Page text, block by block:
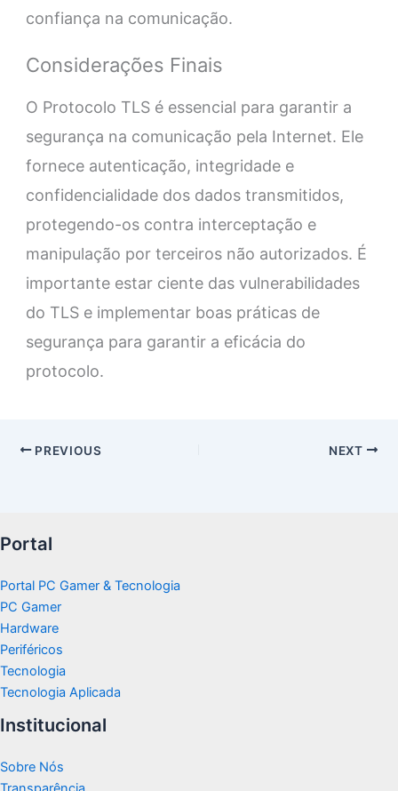
confiança na comunicação.
Considerações Finais
O Protocolo TLS é essencial para garantir a
segurança na comunicação pela Internet. Ele
fornece autenticação, integridade e
confidencialidade dos dados transmitidos,
protegendo-os contra interceptação e
manipulação por terceiros não autorizados. É
importante estar ciente das vulnerabilidades
do TLS e implementar boas práticas de
segurança para garantir a eficácia do
protocolo.
PREVIOUS NEXT
Portal
Portal PC Gamer & Tecnologia
PC Gamer
Hardware
Periféricos
Tecnologia
Tecnologia Aplicada
Institucional
Sobre Nós